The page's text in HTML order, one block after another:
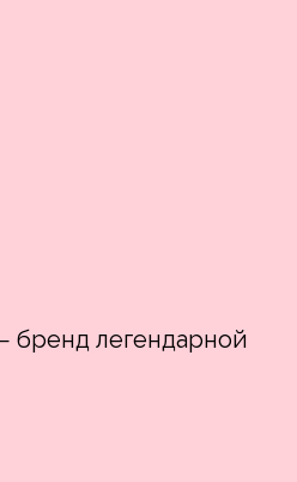
бренд легендарной